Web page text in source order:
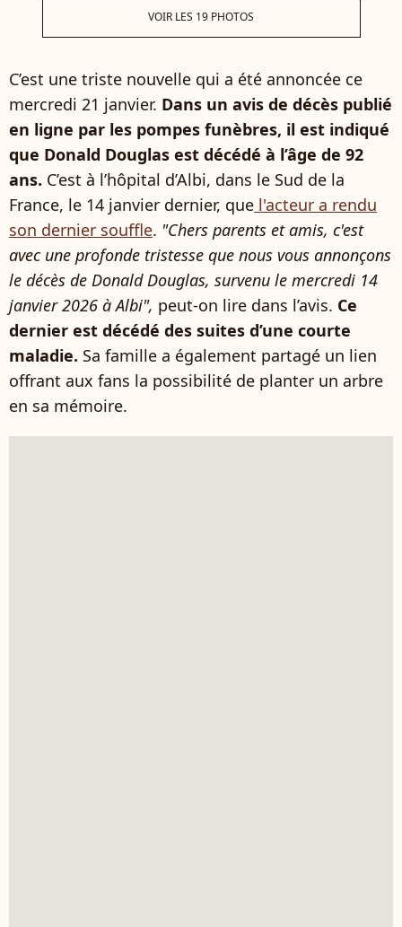
VOIR LES 19 PHOTOS
C’est une triste nouvelle qui a été annoncée ce
mercredi 21 janvier. Dans un avis de décès publié
en ligne par les pompes funèbres, il est indiqué
que Donald Douglas est décédé à l’âge de 92
ans. C’est à l’hôpital d’Albi, dans le Sud de la
France, le 14 janvier dernier, que l'acteur a rendu
son dernier souffle. "Chers parents et amis, c'est
avec une profonde tristesse que nous vous annonçons
le décès de Donald Douglas, survenu le mercredi 14
janvier 2026 à Albi", peut-on lire dans l’avis. Ce
dernier est décédé des suites d’une courte
maladie. Sa famille a également partagé un lien
offrant aux fans la possibilité de planter un arbre
en sa mémoire.